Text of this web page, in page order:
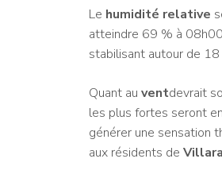
Le humidité relative
atteindre 69 % à
stabilisant autour de
Quant au ventdevrait
les plus fortes seront
générer une sensation
aux résidents de